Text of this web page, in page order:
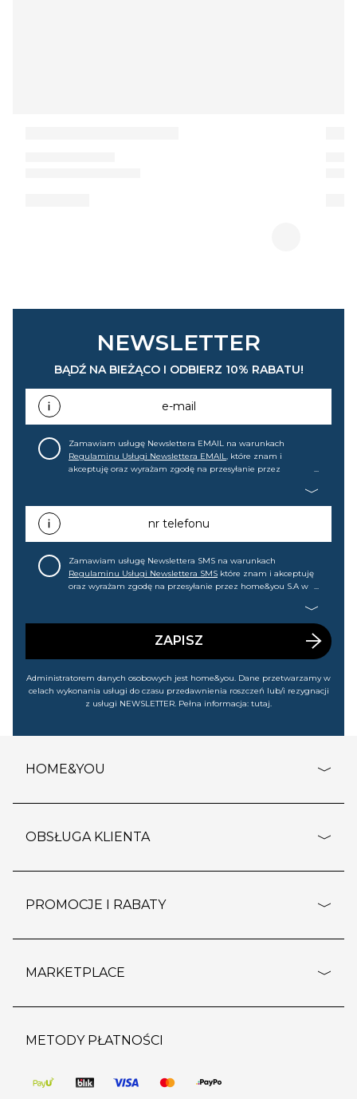
NEWSLETTER
BĄDŹ NA BIEŻĄCO I ODBIERZ 10% RABATU!
e-mail
Zamawiam usługę Newslettera EMAIL na warunkach
Regulaminu Usługi Newslettera EMAIL, które znam i
akceptuję oraz wyrażam zgodę na przesyłanie przez
promocjach, wyprzedażach). Wiem, że mogę tę zgodę w
każdej chwili cofnąć.nr telefonu
Zamawiam usługę Newslettera SMS na warunkach
Regulaminu Usługi Newslettera SMS które znam i akceptuję
oraz wyrażam zgodę na przesyłanie przez home&you S.A w
wyprzedażach). Wiem, że mogę tę zgodę w każdej chwili
ZAPISZ
Administratorem danych osobowych jest home&you. Dane przetwarzamy w
celach wykonania usługi do czasu przedawnienia roszczeń lub/i rezygnacji
z usługi NEWSLETTER. Pełna informacja: tutaj.
HOME&YOU
o firmie
polityka prywatności
kontakt
OBSŁUGA KLIENTA
dostawy i płatność
wypis z subskrypcji
regulamin sklepu
pozostałe regulaminy
PROMOCJE I RABATY
outlet
regulaminy promocji
MARKETPLACE
strefa marek
pomoc dla sprzedawców
METODY PŁATNOŚCI